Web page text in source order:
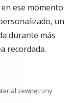
ese momento
un
durante más
recordada.
– por
zewnętrzny